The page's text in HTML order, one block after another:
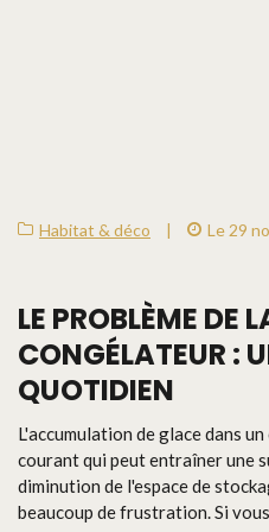
Habitat & déco | Le 29
LE PROBLÈME DE
CONGÉLATEUR :
QUOTIDIEN
L'accumulation de glace dans
courant qui peut entraîner une
diminution de l'espace de
beaucoup de frustration. Si